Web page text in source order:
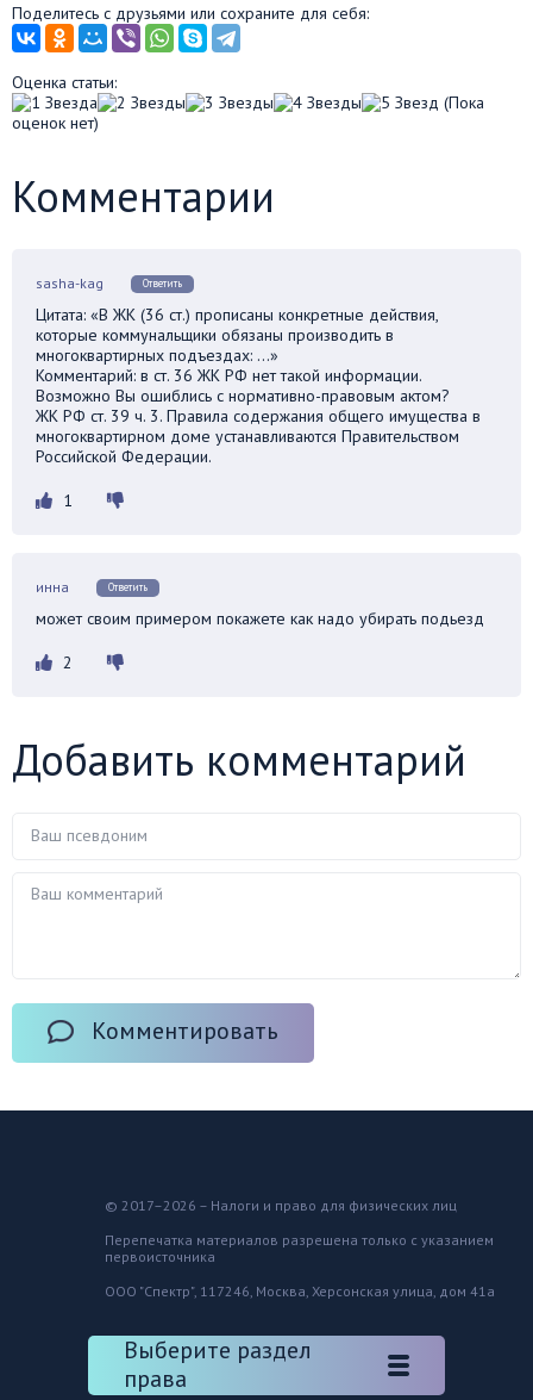
Поделитесь с друзьями или сохраните для себя:
Оценка статьи:
(Пока
оценок нет)
Комментарии
sasha-kag Ответить
Цитата: «В ЖК (36 ст.) прописаны конкретные действия,
которые коммунальщики обязаны производить в
многоквартирных подъездах: …»
Комментарий: в ст. 36 ЖК РФ нет такой информации.
Возможно Вы ошиблись с нормативно-правовым актом?
ЖК РФ ст. 39 ч. 3. Правила содержания общего имущества в
многоквартирном доме устанавливаются Правительством
Российской Федерации.
1
инна Ответить
может своим примером покажете как надо убирать подьезд
2
Добавить комментарий
Комментировать
© 2017–2026 – Налоги и право для физических лиц
Перепечатка материалов разрешена только с указанием
первоисточника
ООО "Спектр", 117246, Москва, Херсонская улица, дом 41а
Выберите раздел
права